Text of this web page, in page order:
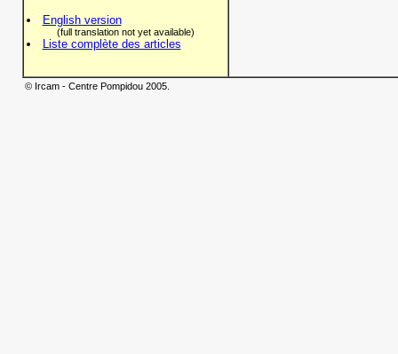
English version
(full translation not yet available)
Liste complète des articles
© Ircam - Centre Pompidou 2005.